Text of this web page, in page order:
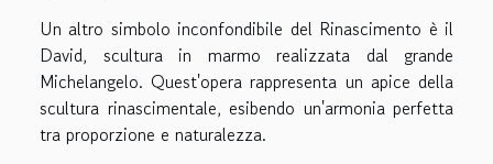
Un altro simbolo inconfondibile del Rinascimento è il
David, scultura in marmo realizzata dal grande
Michelangelo. Quest'opera rappresenta un apice della
scultura rinascimentale, esibendo un'armonia perfetta
tra proporzione e naturalezza.